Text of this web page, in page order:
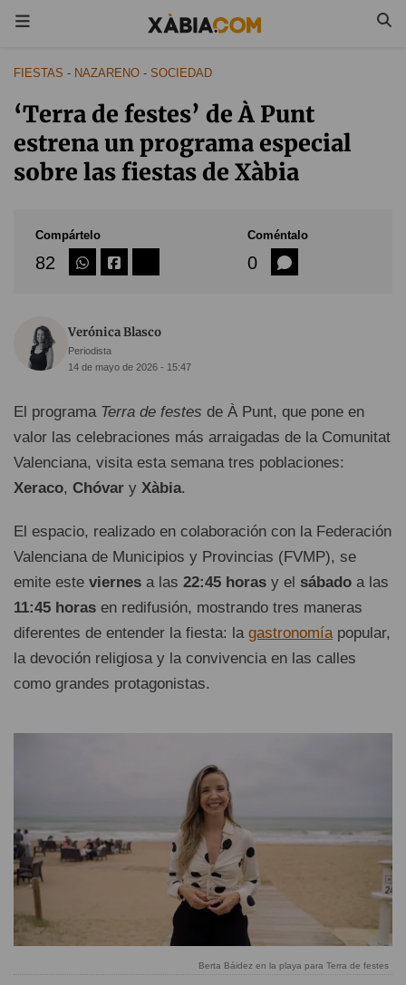
FIESTAS - NAZARENO - SOCIEDAD
‘Terra de festes’ de À Punt
estrena un programa especial
sobre las fiestas de Xàbia
Compártelo
82
Coméntalo
0
Verónica Blasco
Periodista
14 de mayo de 2026 - 15:47
El programa Terra de festes de À Punt, que pone en
valor las celebraciones más arraigadas de la Comunitat
Valenciana, visita esta semana tres poblaciones:
Xeraco, Chóvar y Xàbia.
El espacio, realizado en colaboración con la Federación
Valenciana de Municipios y Provincias (FVMP), se
emite este viernes a las 22:45 horas y el sábado a las
11:45 horas en redifusión, mostrando tres maneras
diferentes de entender la fiesta: la gastronomíapopular,
la devoción religiosa y la convivencia en las calles
como grandes protagonistas.
Berta Báidez en la playa para Terra de festes